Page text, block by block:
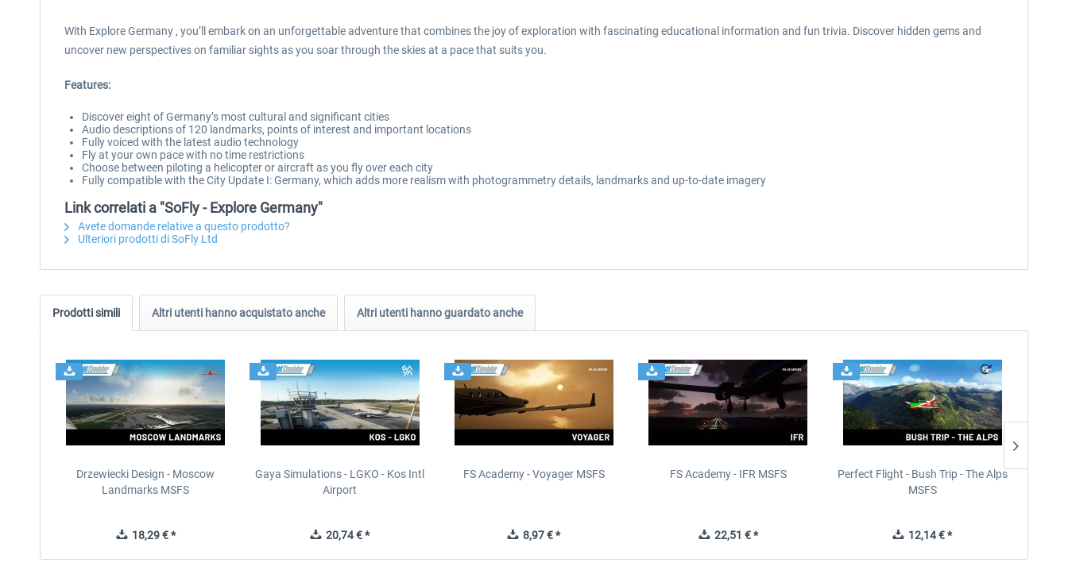
With Explore Germany , you’ll embark on an unforgettable adventure that combines the joy of exploration with fascinating educational information and fun trivia. Discover hidden gems and
uncover new perspectives on familiar sights as you soar through the skies at a pace that suits you.
Features:
Discover eight of Germany’s most cultural and significant cities
Audio descriptions of 120 landmarks, points of interest and important locations
Fully voiced with the latest audio technology
Fly at your own pace with no time restrictions
Choose between piloting a helicopter or aircraft as you fly over each city
Fully compatible with the City Update I: Germany, which adds more realism with photogrammetry details, landmarks and up-to-date imagery
Link correlati a "SoFly - Explore Germany"
Avete domande relative a questo prodotto?
Ulteriori prodotti di SoFly Ltd
Prodotti simili Altri utenti hanno acquistato anche Altri utenti hanno guardato anche
Drzewiecki Design - Moscow
Landmarks MSFS
18,29 € *
Gaya Simulations - LGKO - Kos Intl
Airport
20,74 € *
FS Academy - Voyager MSFS
8,97 € *
FS Academy - IFR MSFS
22,51 € *
Perfect Flight - Bush Trip - The Alps
MSFS
12,14 € *